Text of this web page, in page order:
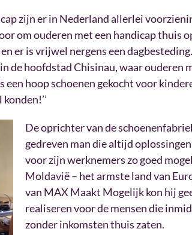
zijn er in Nederland allerlei
om ouderen met een handicap thuis
er is vrijwel nergens een
de hoofdstad Chisinau, waar ouderen
een hoop schoenen gekocht voor
De oprichter van de
gedreven man die altijd
voor zijn werknemers zo goed
Moldavië – het armste land van
van MAX Maakt Mogelijk kon hij
realiseren voor de mensen die
zonder inkomsten thuis zaten.